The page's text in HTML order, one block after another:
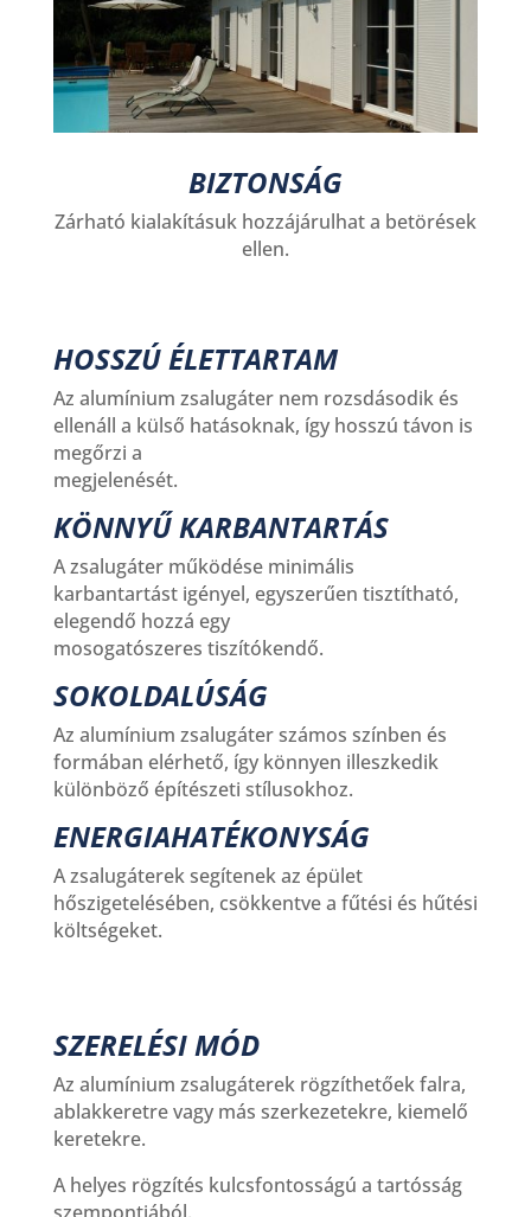
BIZTONSÁG
Zárható kialakításuk hozzájárulhat a betörések
ellen.
HOSSZÚ ÉLETTARTAM
Az alumínium zsalugáter nem rozsdásodik és
ellenáll a külső hatásoknak, így hosszú távon is
megőrzi a
megjelenését.
KÖNNYŰ KARBANTARTÁS
A zsalugáter működése minimális
karbantartást igényel, egyszerűen tisztítható,
elegendő hozzá egy
mosogatószeres tiszítókendő.
SOKOLDALÚSÁG
Az alumínium zsalugáter számos színben és
formában elérhető, így könnyen illeszkedik
különböző építészeti stílusokhoz.
ENERGIAHATÉKONYSÁG
A zsalugáterek segítenek az épület
hőszigetelésében, csökkentve a fűtési és hűtési
költségeket.
SZERELÉSI MÓD
Az alumínium zsalugáterek rögzíthetőek falra,
ablakkeretre vagy más szerkezetekre, kiemelő
keretekre.
A helyes rögzítés kulcsfontosságú a tartósság